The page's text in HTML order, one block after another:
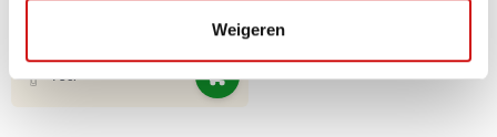
Weigeren
75cl